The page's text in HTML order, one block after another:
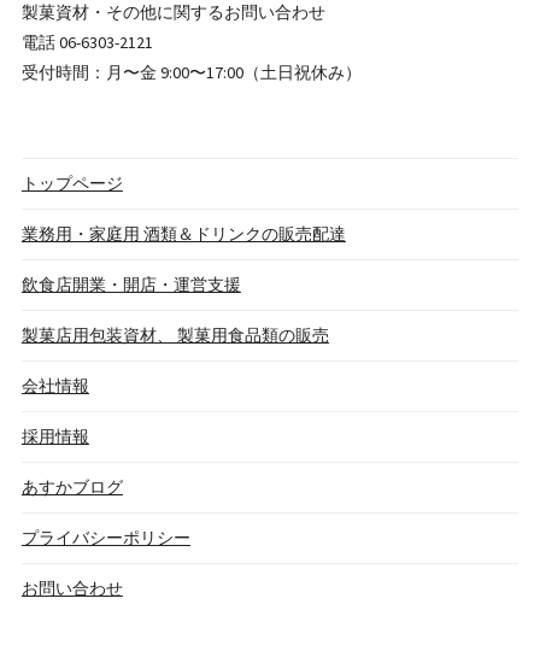
製菓資材・その他に関するお問い合わせ
電話 06-6303-2121
受付時間：月〜金 9:00〜17:00（土日祝休み）
トップページ
業務用・家庭用 酒類＆ドリンクの販売配達
飲食店開業・開店・運営支援
製菓店用包装資材、 製菓用食品類の販売
会社情報
採用情報
あすかブログ
プライバシーポリシー
お問い合わせ